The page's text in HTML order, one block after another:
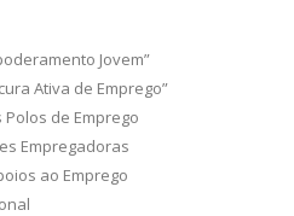
Jovem”
Ativa de Emprego”
de Emprego
Empregadoras
ao Emprego